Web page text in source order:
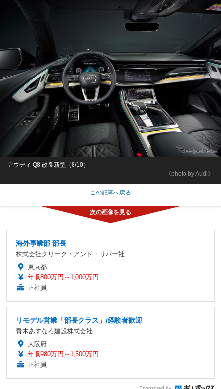
《photo by Audi》
アウディ Q8 改良新型（8/10）
この記事へ戻る
海外事業部 部長
株式会社クリーク・アンド・リバー社
東京都
年収800万円～1,000万円
正社員
リモデル営業「部長クラス」/経験者歓迎
青木あすなろ建設株式会社
大阪府
年収980万円～1,500万円
正社員